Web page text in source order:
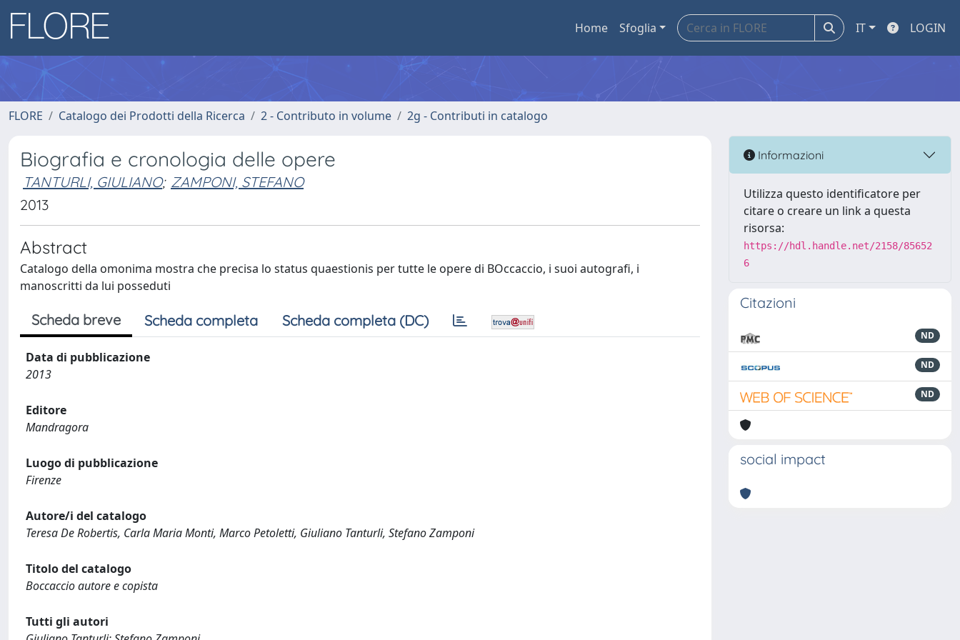
Home Sfoglia IT LOGIN
FLORE Catalogo dei Prodotti della Ricerca 2 - Contributo in volume 2g - Contributi in catalogo
Biografia e cronologia delle opere
TANTURLI, GIULIANO; ZAMPONI, STEFANO
2013
Abstract
Catalogo della omonima mostra che precisa lo status quaestionis per tutte le opere di BOccaccio, i suoi autografi, i
manoscritti da lui posseduti
Scheda breve Scheda completa Scheda completa (DC)
Data di pubblicazione
2013
Editore
Mandragora
Luogo di pubblicazione
Firenze
Autore/i del catalogo
Teresa De Robertis, Carla Maria Monti, Marco Petoletti, Giuliano Tanturli, Stefano Zamponi
Titolo del catalogo
Boccaccio autore e copista
Tutti gli autori
Informazioni
Utilizza questo identificatore per
citare o creare un link a questa
risorsa:
https://hdl.handle.net/2158/85652
6
Citazioni
ND
ND
ND
social impact